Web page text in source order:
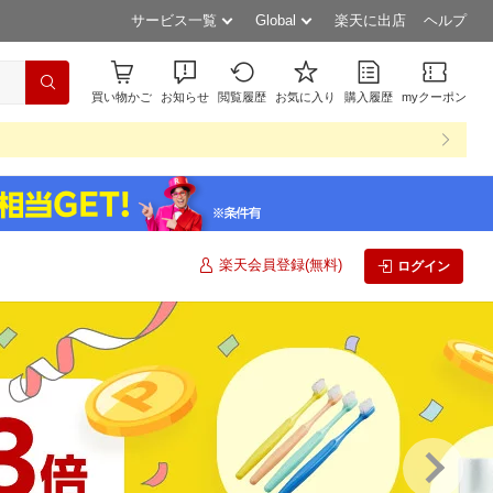
サービス一覧 Global 楽天に出店 ヘルプ
買い物かご お知らせ 閲覧履歴 お気に入り 購入履歴 myクーポン
楽天会員登録(無料) ログイン